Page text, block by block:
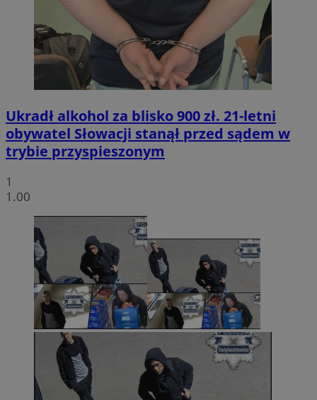
Ukradł alkohol za blisko 900 zł. 21-letni
obywatel Słowacji stanął przed sądem w
trybie przyspieszonym
1
1.00